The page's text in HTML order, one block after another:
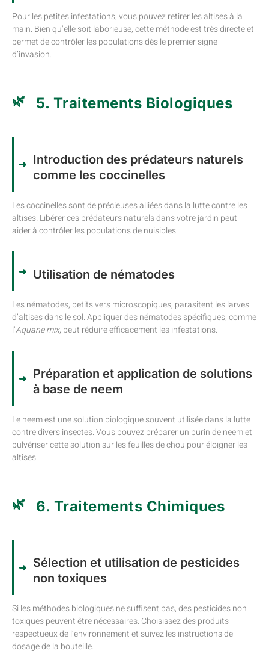
Pour les petites infestations, vous pouvez retirer les altises à la
main. Bien qu’elle soit laborieuse, cette méthode est très directe et
permet de contrôler les populations dès le premier signe
d’invasion.
5. Traitements Biologiques
Introduction des prédateurs naturels
comme les coccinelles
Les coccinelles sont de précieuses alliées dans la lutte contre les
altises. Libérer ces prédateurs naturels dans votre jardin peut
aider à contrôler les populations de nuisibles.
Utilisation de nématodes
Les nématodes, petits vers microscopiques, parasitent les larves
d’altises dans le sol. Appliquer des nématodes spécifiques, comme
l’Aquane mix, peut réduire efficacement les infestations.
Préparation et application de solutions
à base de neem
Le neem est une solution biologique souvent utilisée dans la lutte
contre divers insectes. Vous pouvez préparer un purin de neem et
pulvériser cette solution sur les feuilles de chou pour éloigner les
altises.
6. Traitements Chimiques
Sélection et utilisation de pesticides
non toxiques
Si les méthodes biologiques ne suffisent pas, des pesticides non
toxiques peuvent être nécessaires. Choisissez des produits
respectueux de l’environnement et suivez les instructions de
dosage de la bouteille.